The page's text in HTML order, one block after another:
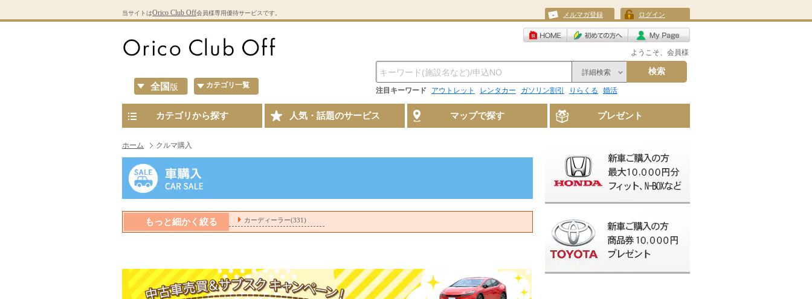
当サイトはOrico Club Off会員様専用優待サービスです。 メルマガ登録 ログイン
ようこそ、会員様
全国 版 カテゴリ一覧
詳細検索 検索
注目キーワード アウトレット レンタカー ガソリン割引 りらくる 婚活
カテゴリから探す 人気・話題のサービス マップで探す プレゼント
ホーム クルマ購入
もっと細かく絞る カーディーラー(331)